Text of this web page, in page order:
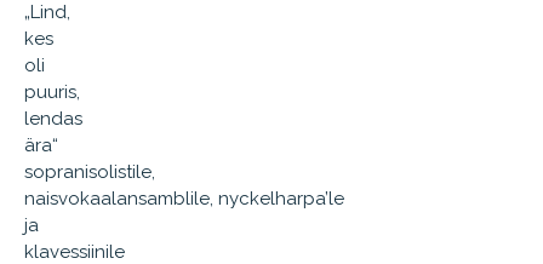
„Lind,
kes
oli
puuris,
lendas
ära“
sopranisolistile,
naisvokaalansamblile, nyckelharpa’le
ja
klavessiinile